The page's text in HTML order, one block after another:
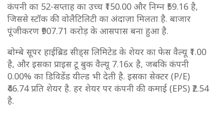
कंपनी का 52-सप्ताह का उच्च ₹150.00 और निम्न ₹59.16 है,
जिससे स्टॉक की वोलैटिलिटी का अंदाज़ा मिलता है. बाजार
पूंजीकरण ₹907.71 करोड़ के आसपास बना हुआ है.
बोम्बे सूपर हाईब्रिड सीड्स लिमिटेड के शेयर का फेस वैल्यू ₹1.00
है, और इसका प्राइस टू बुक वैल्यू 7.16x है, जबकि कंपनी
0.00% का डिविडेंड यील्ड भी देती है. इसका सेक्टर (P/E)
₹46.74 प्रति शेयर है. हर शेयर पर कंपनी की कमाई (EPS) ₹2.54
है.